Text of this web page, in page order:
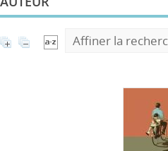
Affiner la